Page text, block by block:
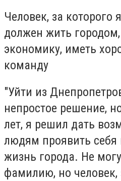
Человек, за которого
должен жить
экономику, иметь
команду
"Уйти из
непростое решение,
лет, я решил дать
людям проявить себя
жизнь города. Не
фамилию, но человек,